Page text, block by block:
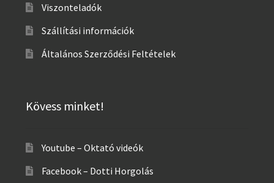
Viszonteladók
Szállítási információk
Általános Szerződési Feltételek
Kövess minket!
Youtube – Oktató videók
Facebook – Dotti Horgolás